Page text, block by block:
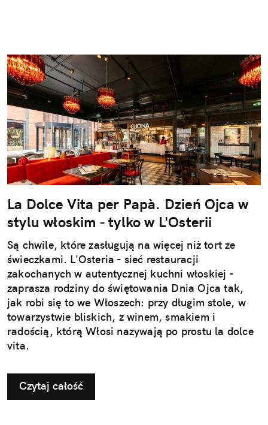
La Dolce Vita per Papà. Dzień Ojca w
stylu włoskim - tylko w L'Osterii
Są chwile, które zasługują na więcej niż tort ze
świeczkami. L'Osteria - sieć restauracji
zakochanych w autentycznej kuchni włoskiej -
zaprasza rodziny do świętowania Dnia Ojca tak,
jak robi się to we Włoszech: przy długim stole, w
towarzystwie bliskich, z winem, smakiem i
radością, którą Włosi nazywają po prostu la dolce
vita.
Czytaj całość